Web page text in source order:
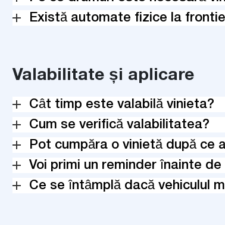
Există automate fizice la
Valabilitate și aplicare
Cât timp este valabilă vinieta?
Cum se verifică valabilitatea?
Pot cumpăra o vinietă după ce
Voi primi un reminder înainte
Ce se întâmplă dacă vehiculul